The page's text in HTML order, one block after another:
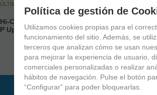
ÚLTIMAS UNIDADES
Hi-Capa R611-3 Staccato 2011
P Upgraded Version - EMG
201,90 €
IVA incluido
AÑADIR A CESTA
C2 Upgraded
Política de gestión de
Utilizamos cookies propias para el
funcionamiento del sitio. Además, se
terceros que analizan cómo se usan
para mejorar la experiencia de usuario,
comerciales personalizadas o realizar
hábitos de navegación. Pulse el botón
“Configurar” para poder bloquearlas.